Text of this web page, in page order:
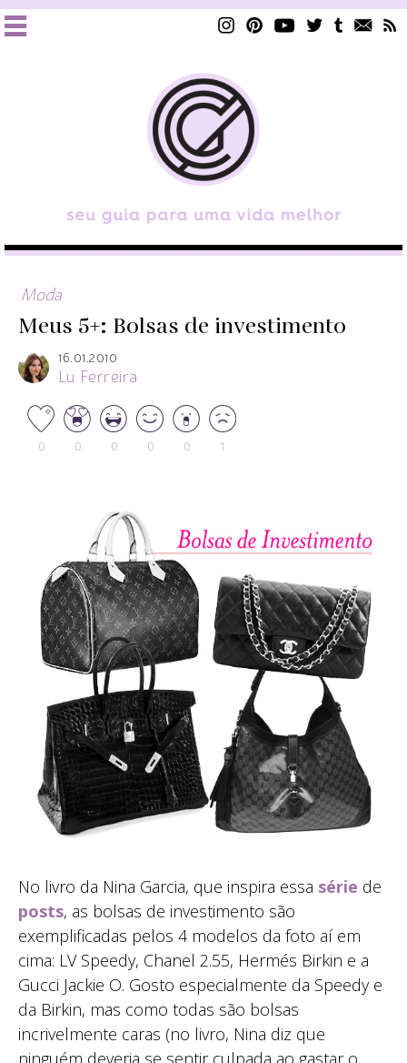
Moda
Meus 5+: Bolsas de investimento
16.01.2010
Lu Ferreira
0 0 0 0 0 1
No livro da Nina Garcia, que inspira essa série de
posts, as bolsas de investimento são
exemplificadas pelos 4 modelos da foto aí em
cima: LV Speedy, Chanel 2.55, Hermés Birkin e a
Gucci Jackie O. Gosto especialmente da Speedy e
da Birkin, mas como todas são bolsas
incrivelmente caras (no livro, Nina diz que
ninguém deveria se sentir culpada ao gastar o